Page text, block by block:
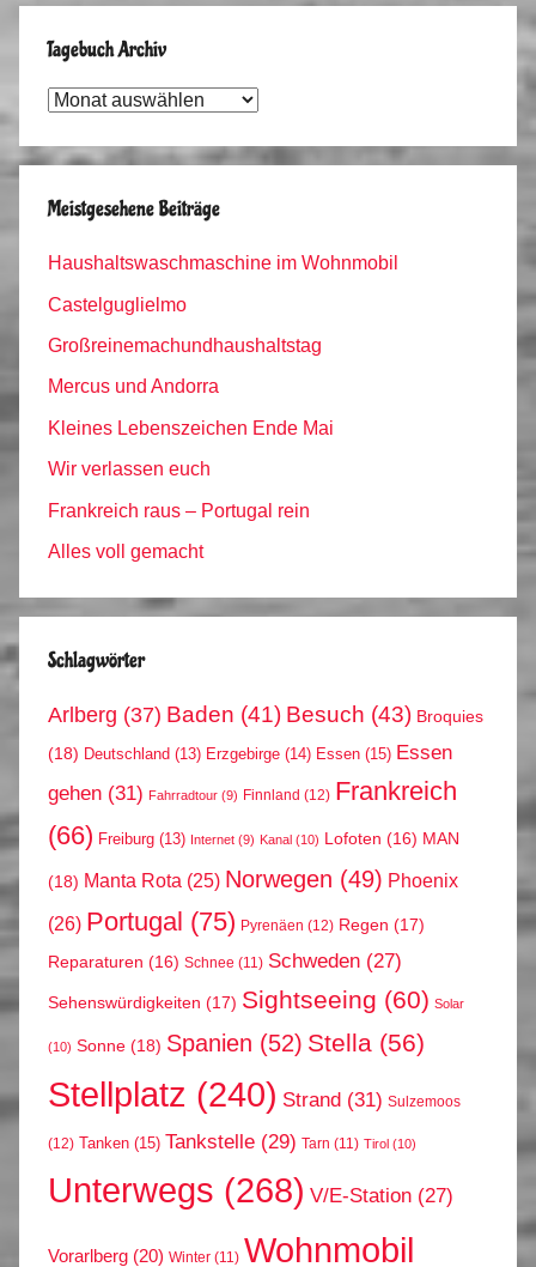
Tagebuch Archiv
Tagebuch
Meistgesehene Beiträge
Haushaltswaschmaschine im Wohnmobil
Castelguglielmo
Großreinemachundhaushaltstag
Mercus und Andorra
Kleines Lebenszeichen Ende Mai
Wir verlassen euch
Frankreich raus – Portugal rein
Alles voll gemacht
Schlagwörter
Arlberg (37) Baden (41) Besuch (43) Broquies
(18) Deutschland (13) Erzgebirge (14) Essen (15) Essen
gehen (31) Fahrradtour (9) Finnland (12) Frankreich
(66) Freiburg (13) Internet (9) Kanal (10) Lofoten (16) MAN
(18) Manta Rota (25) Norwegen (49) Phoenix
(26) Portugal (75) Pyrenäen (12) Regen (17)
Reparaturen (16) Schnee (11) Schweden (27)
Sehenswürdigkeiten (17) Sightseeing (60) Solar
(10) Sonne (18) Spanien (52) Stella (56)
Stellplatz (240) Strand (31) Sulzemoos
(12) Tanken (15) Tankstelle (29) Tarn (11) Tirol (10)
Unterwegs (268) V/E-Station (27)
Vorarlberg (20) Winter (11) Wohnmobil